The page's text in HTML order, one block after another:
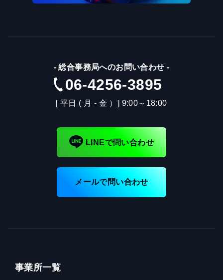
-総合事務局へのお問い合わせ -
06-4256-3895
[ 平日 ( 月 - 金 ）] 9:00～18:00
LINEで問い合わせ
メールで問い合わせ
事業所一覧